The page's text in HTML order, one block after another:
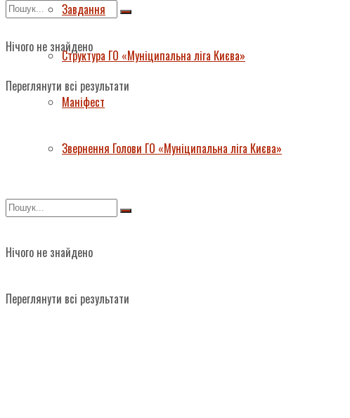
Нічого не знайдено
Переглянути всі результати
Завдання
Структура ГО «Муніципальна ліга Києва»
Маніфест
Звернення Голови ГО «Муніципальна ліга Києва»
Нічого не знайдено
Переглянути всі результати